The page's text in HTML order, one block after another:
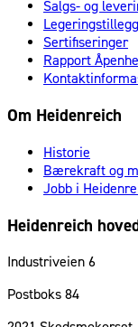
Salgs- og
Sertifiseringer
Rapport
Om Heidenreich
Historie
Bærekraft og
Jobb i
Heidenreich
Industriveien 6
Postboks 84